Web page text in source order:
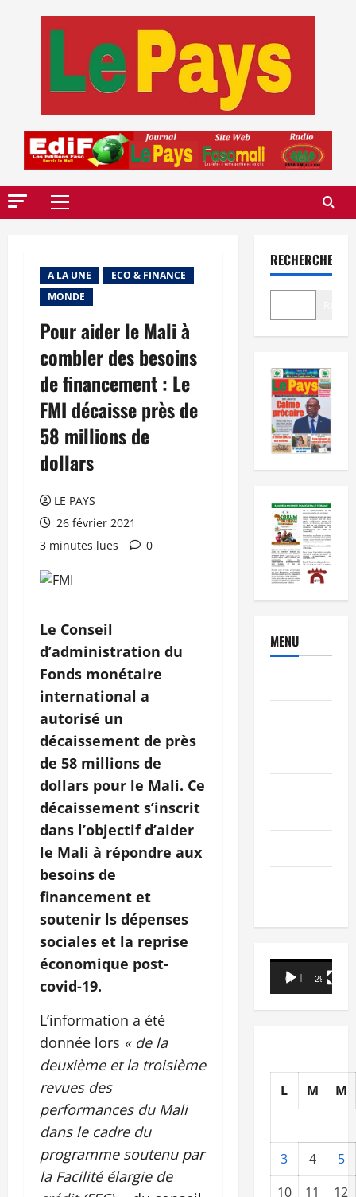
Menu
A LA UNE
ECO & FINANCE
MONDE
Pour aider le Mali à
combler des besoins
de financement : Le
FMI décaisse près de
58 millions de
dollars
LE PAYS
26 février 2021
3 minutes lues
0
Le Conseil
d’administration du
Fonds monétaire
international a
autorisé un
décaissement de près
de 58 millions de
dollars pour le Mali. Ce
décaissement s’inscrit
dans l’objectif d’aider
le Mali à répondre aux
besoins de
financement et
soutenir ls dépenses
sociales et la reprise
économique post-
covid-19.
L’information a été
donnée lors « de la
deuxième et la troisième
revues des
performances du Mali
dans le cadre du
programme soutenu par
la Facilité élargie de
RECHERCHER
MENU
Lecteur
vidéo
00:00 29:21
L M M
3 4
5
10
11
12